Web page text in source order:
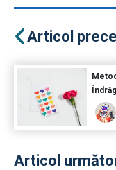
Articol
Articol